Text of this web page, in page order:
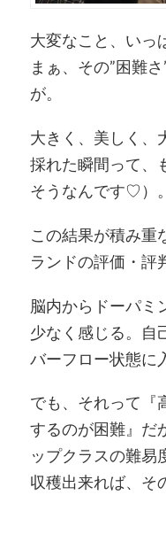
大変なこと、いっ
まぁ、その”困難
が。
大きく、美しく、
採れた瞬間って、
そうなんです♡）。
この結果が積み重
ランドの評価・評
脳内からドーパミ
少なく感じる。自
バーフロー状態に
でも、それって『
するのが困難』だ
ップクラスの難易
収穫出来れば、そ